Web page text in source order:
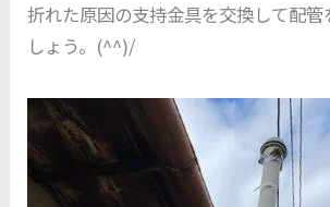
折れた原因の支持金具を交換して配管
しょう。(^^)/